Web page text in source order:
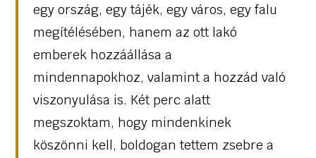
egy ország, egy tájék, egy város, egy falu
megítélésében, hanem az ott lakó
emberek hozzáállása a
mindennapokhoz, valamint a hozzád való
viszonyulása is. Két perc alatt
megszoktam, hogy mindenkinek
köszönni kell, boldogan tettem zsebre a